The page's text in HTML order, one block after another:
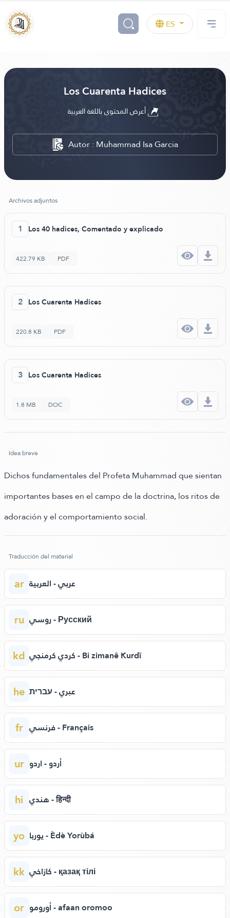
ES
Los Cuarenta Hadices
Autor : Muhammad Isa Garcia
Archivos adjuntos
1 Los 40 hadices, Comentado y explicado
422.79 KB PDF
2 Los Cuarenta Hadices
220.8 KB PDF
3 Los Cuarenta Hadices
1.8 MB DOC
Idea breve
Dichos fundamentales del Profeta Muhammad que sientan
importantes bases en el campo de la doctrina, los ritos de
adoración y el comportamiento social.
Traducción del material
ar عربي - العربية
ru روسي - Русский
kd كردي كرمنجي - Bi zimanê Kurdî
he عبري - עברית
fr فرنسي - Français
ur أردو - اردو
hi هندي - हिन्दी
yo يوربا - Èdè Yorùbá
kk كازاخي - қазақ тілі
or أورومو - afaan oromoo